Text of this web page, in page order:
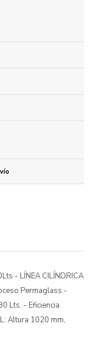
- LÍNEA CILÍNDRICA
Permaglass -
Lts. - Eficiencia
Altura 1020 mm,